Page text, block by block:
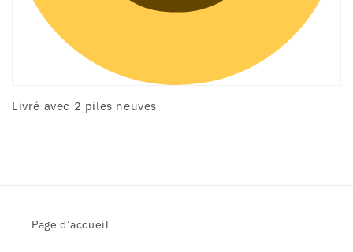
Livré avec 2 piles neuves
Page d’accueil